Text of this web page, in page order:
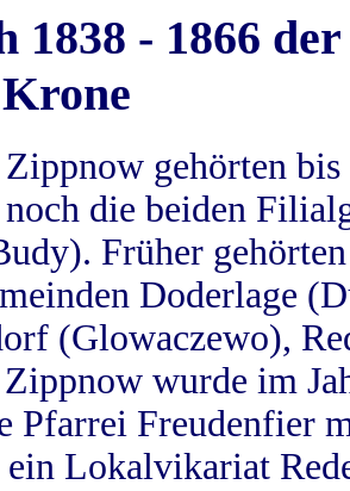
1838 - 1866
gehörten
die beiden
Früher
Doderlage
(Glowaczewo),
wurde im
Pfarrei Freudenfier
ein Lokalvikariat